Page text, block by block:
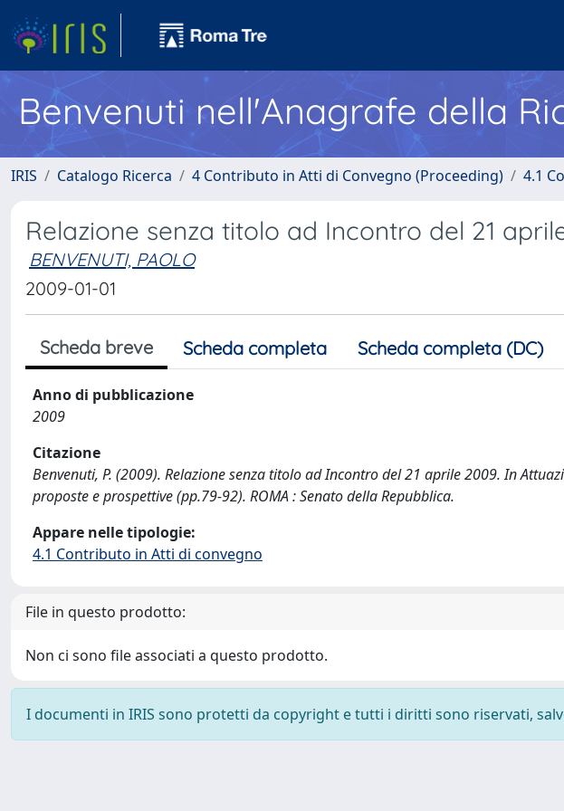
Benvenuti nell'Anagrafe della
IRIS Catalogo Ricerca 4 Contributo in Atti di Convegno (Proceeding) 4.1
Relazione senza titolo ad Incontro del 21
BENVENUTI, PAOLO
2009-01-01
Scheda breve Scheda completa Scheda completa (DC)
Anno di pubblicazione
2009
Citazione
Benvenuti, P. (2009). Relazione senza titolo ad Incontro del 21 aprile 2009. In
proposte e prospettive (pp.79-92). ROMA : Senato della Repubblica.
Appare nelle tipologie:
4.1 Contributo in Atti di convegno
File in questo prodotto:
Non ci sono file associati a questo prodotto.
I documenti in IRIS sono protetti da copyright e tutti i diritti sono riservati,